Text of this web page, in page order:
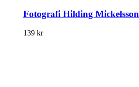
Fotografi Hilding Mickelsson
139 kr